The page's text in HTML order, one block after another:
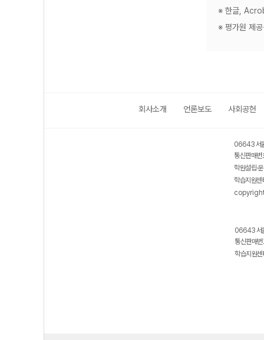
※ 한글,
※ 평가원 제
회사소개 언론보도 사회공헌
06643 서
통신판매
학원설립·
학습지원
06643 서
통신판매
학습지원